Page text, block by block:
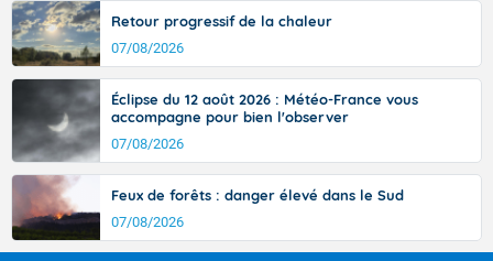
Retour progressif de la chaleur
07/08/2026
Éclipse du 12 août 2026 : Météo-France vous
accompagne pour bien l'observer
07/08/2026
Feux de forêts : danger élevé dans le Sud
07/08/2026